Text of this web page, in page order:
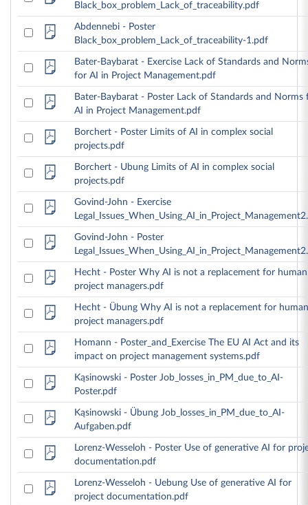
Black_box_problem_Lack_of_traceability.pdf
Abdennebi - Poster
Black_box_problem_Lack_of_traceability-1.pdf
Bater-Baybarat - Exercise Lack of Standards and
for AI in Project Management.pdf
Bater-Baybarat - Poster Lack of Standards and Norms
AI in Project Management.pdf
Borchert - Poster Limits of AI in complex social
projects.pdf
Borchert - Ubung Limits of AI in complex social
projects.pdf
Govind-John - Exercise
Govind-John - Poster
Hecht - Poster Why AI is not a replacement for human
project managers.pdf
Hecht - Übung Why AI is not a replacement for human
project managers.pdf
Homann - Poster_and_Exercise The EU AI Act and its
impact on project management systems.pdf
Kąsinowski - Poster Job_losses_in_PM_due_to_AI-
Poster.pdf
Kąsinowski - Übung Job_losses_in_PM_due_to_AI-
Aufgaben.pdf
Lorenz-Wesseloh - Poster Use of generative AI for
documentation.pdf
Lorenz-Wesseloh - Uebung Use of generative AI for
project documentation.pdf